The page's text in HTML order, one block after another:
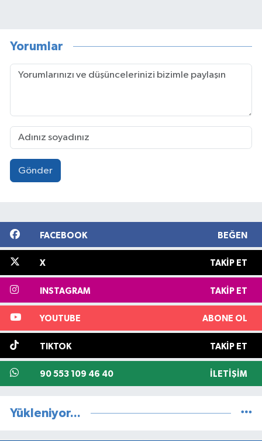
Yorumlar
Gönder
FACEBOOK BEĞEN
X TAKIP ET
INSTAGRAM TAKIP ET
YOUTUBE ABONE OL
TIKTOK TAKIP ET
90 553 109 46 40 İLETIŞIM
Yükleniyor...